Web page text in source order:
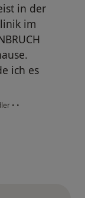
in der
im
ich es
• •